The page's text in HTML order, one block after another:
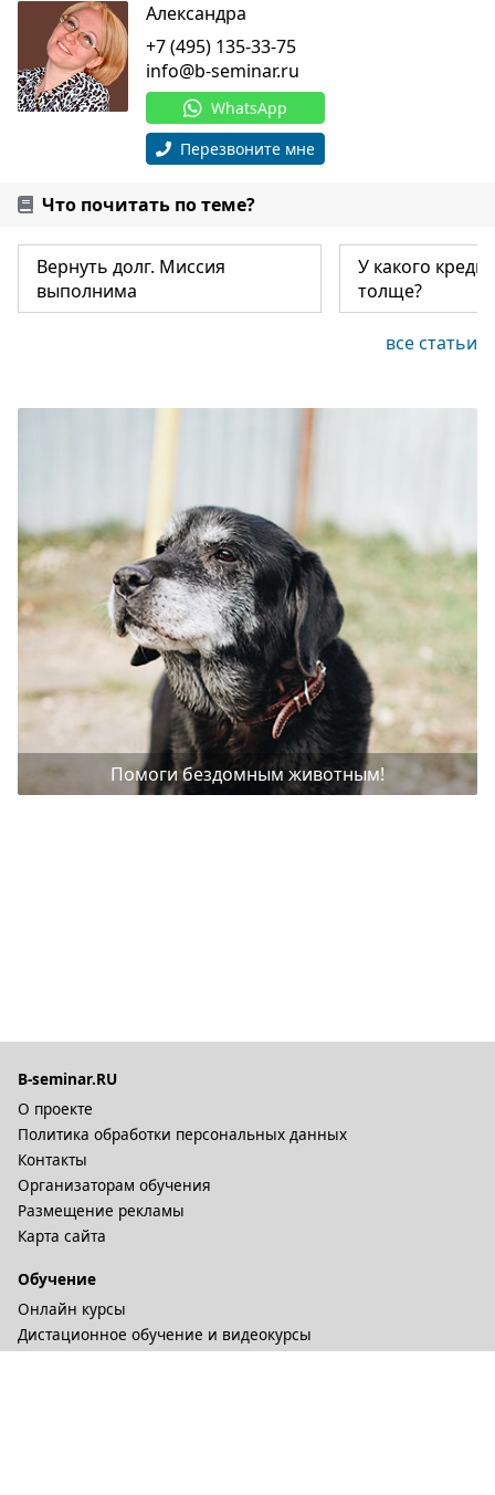
Александра
+7 (495) 135-33-75
info@b-seminar.ru
WhatsApp
Перезвоните мне
Что почитать по теме?
Вернуть долг. Миссия
выполнима
У какого
толще?
все статьи
Помоги бездомным животным!
B-seminar.RU
О проекте
Политика обработки персональных данных
Контакты
Организаторам обучения
Размещение рекламы
Карта сайта
Обучение
Онлайн курсы
Дистационное обучение и видеокурсы